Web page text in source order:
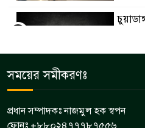
সময়ের সমীকরণঃ
প্রধান সম্পাদকঃ নাজমুল হক স্বপন
ফোনঃ +৮৮০২৪৭৭৭৮৭৫৫৬